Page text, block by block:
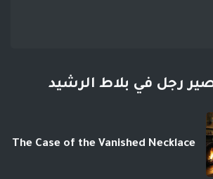
رجل في بلاط الرشيد
The Case of the Vanished Necklace